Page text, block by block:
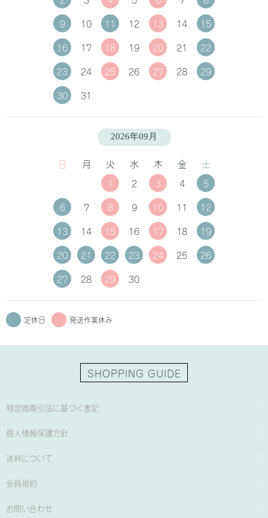
9
10 11 12 13 14
15
16
17 18 19 20 21
22
23
24 25 26 27 28
29
30
31
2026年09月
日 月 火 水 木 金
土
1
2 3 4
5
6
7 8 9 10 11
12
13
14 15 16 17 18
19
20
21 22 23 24 25
26
27
28 29 30
定休日 発送作業休み
SHOPPING GUIDE
特定商取引法に基づく表記
個人情報保護方針
送料について
会員規約
お問い合わせ